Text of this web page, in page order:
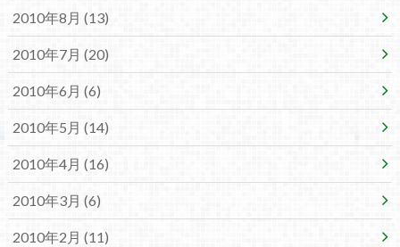
2010年8月 (13)
2010年7月 (20)
2010年6月 (6)
2010年5月 (14)
2010年4月 (16)
2010年3月 (6)
2010年2月 (11)